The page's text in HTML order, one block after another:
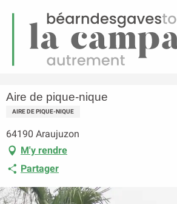
Menu
Aire de pique-nique
Aire de pique-nique
AIRE DE PIQUE-NIQUE
64190 Araujuzon
M'y rendre
Partager